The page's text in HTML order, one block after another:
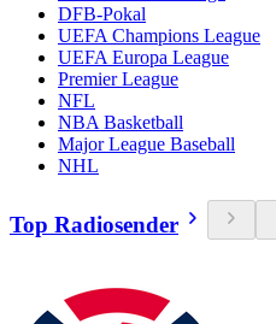
DFB-Pokal
UEFA Champions League
UEFA Europa League
Premier League
NFL
NBA Basketball
Major League Baseball
NHL
Top Radiosender